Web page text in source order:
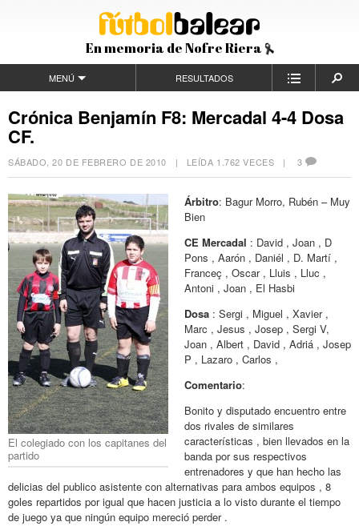
En memoria de Nofre Riera
MENÚ RESULTADOS
Crónica Benjamín F8: Mercadal 4-4 Dosa
CF.
SÁBADO, 20 DE FEBRERO DE 2010 | LEÍDA 1.762 VECES | 3
El colegiado con los capitanes del
partido
Árbitro: Bagur Morro, Rubén – Muy
Bien
CE Mercadal : David , Joan , D
Pons , Aarón , Daniél , D. Martí ,
Franceç , Oscar , Lluis , Lluc ,
Antoni , Joan , El Hasbi
Dosa : Sergi , Miguel , Xavier ,
Marc , Jesus , Josep , Sergi V,
Joan , Albert , David , Adriá , Josep
P , Lazaro , Carlos ,
Comentario:
Bonito y disputado encuentro entre
dos rivales de similares
características , bien llevados en la
banda por sus respectivos
entrenadores y que han hecho las
delicias del publico asistente con alternativas para ambos equipos , 8
goles repartidos por igual que hacen justicia a lo visto durante el tiempo
de juego ya que ningún equipo mereció perder .